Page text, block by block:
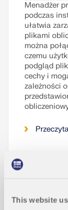
This website
Menadżer
podczas
ułatwia
plikami
można
czemu
podgląd
cechy i
zależności